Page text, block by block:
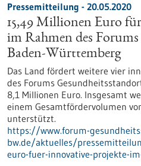
Pressemitteilung - 20.05.2020
15,49 Millionen Euro
im Rahmen des
Baden-Württemberg
Das Land fördert weitere vier
des Forums
8,1 Millionen Euro. Insgesamt
einem Gesamtfördervolumen
unterstützt.
https://www.forum-
bw.de/aktuelles/
euro-fuer-innovative-projekte-